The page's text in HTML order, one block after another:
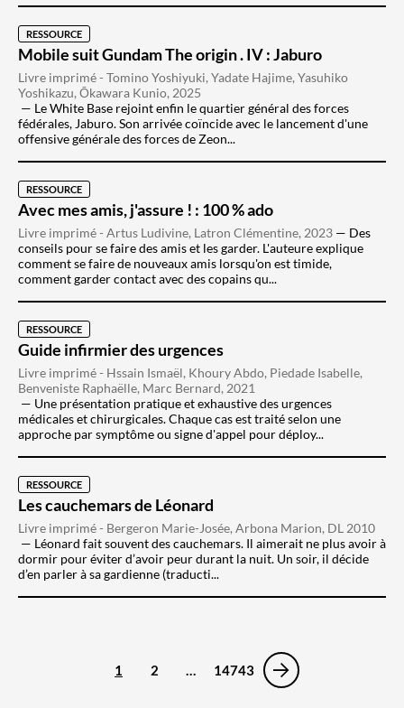
RESSOURCE
Mobile suit Gundam The origin . IV : Jaburo
Livre imprimé - Tomino Yoshiyuki, Yadate Hajime, Yasuhiko
Yoshikazu, Ōkawara Kunio, 2025
Le White Base rejoint enfin le quartier général des forces
fédérales, Jaburo. Son arrivée coïncide avec le lancement d'une
offensive générale des forces de Zeon...
RESSOURCE
Avec mes amis, j'assure ! : 100 % ado
Livre imprimé - Artus Ludivine, Latron Clémentine, 2023
Des
conseils pour se faire des amis et les garder. L'auteure explique
comment se faire de nouveaux amis lorsqu'on est timide,
comment garder contact avec des copains qu...
RESSOURCE
Guide infirmier des urgences
Livre imprimé - Hssain Ismaël, Khoury Abdo, Piedade Isabelle,
Benveniste Raphaëlle, Marc Bernard, 2021
Une présentation pratique et exhaustive des urgences
médicales et chirurgicales. Chaque cas est traité selon une
approche par symptôme ou signe d'appel pour déploy...
RESSOURCE
Les cauchemars de Léonard
Livre imprimé - Bergeron Marie-Josée, Arbona Marion, DL 2010
Léonard fait souvent des cauchemars. Il aimerait ne plus avoir à
dormir pour éviter d’avoir peur durant la nuit. Un soir, il décide
d’en parler à sa gardienne (traducti...
1 2 … 14743